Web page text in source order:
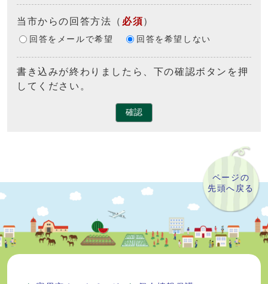
当市からの回答方法 （ 必須）
回答をメールで希望 回答を希望しない
書き込みが終わりましたら、下の確認ボタンを押
してください。
確認
ページの
先頭へ戻る